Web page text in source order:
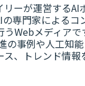
ーが運営するAI
の専門家によるコ
うWebメディアで
の事例や人工知
ス、トレンド情報